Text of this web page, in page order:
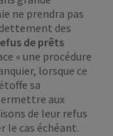
ne prendra pas
des
efus de prêts
« une procédure
lorsque ce
sa
aux
de leur refus
le cas échéant.